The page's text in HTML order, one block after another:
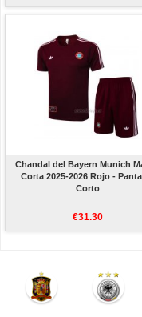
Chandal del Bayern Munich
Corta 2025-2026 Rojo -
Corto
€31.30